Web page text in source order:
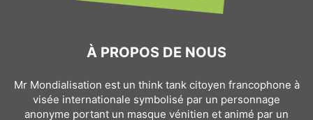
À PROPOS DE NOUS
Mr Mondialisation est un think tank citoyen francophone à
visée internationale symbolisé par un personnage
anonyme portant un masque vénitien et animé par un